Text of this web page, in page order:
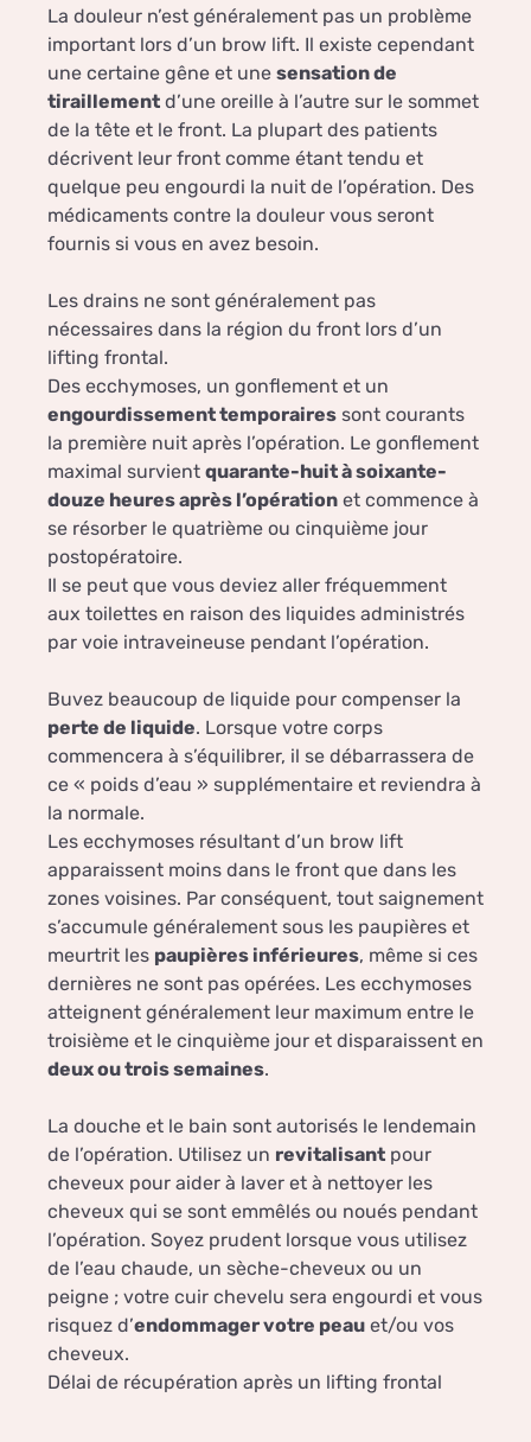
La douleur n’est généralement pas un problème
important lors d’un brow lift. Il existe cependant
une certaine gêne et une sensation de
tiraillement d’une oreille à l’autre sur le sommet
de la tête et le front. La plupart des patients
décrivent leur front comme étant tendu et
quelque peu engourdi la nuit de l’opération. Des
médicaments contre la douleur vous seront
fournis si vous en avez besoin.
Les drains ne sont généralement pas
nécessaires dans la région du front lors d’un
lifting frontal.
Des ecchymoses, un gonflement et un
engourdissement temporaires sont courants
la première nuit après l’opération. Le gonflement
maximal survient quarante-huit à soixante-
douze heures après l’opération et commence à
se résorber le quatrième ou cinquième jour
postopératoire.
Il se peut que vous deviez aller fréquemment
aux toilettes en raison des liquides administrés
par voie intraveineuse pendant l’opération.
Buvez beaucoup de liquide pour compenser la
perte de liquide. Lorsque votre corps
commencera à s’équilibrer, il se débarrassera de
ce « poids d’eau » supplémentaire et reviendra à
la normale.
Les ecchymoses résultant d’un brow lift
apparaissent moins dans le front que dans les
zones voisines. Par conséquent, tout saignement
s’accumule généralement sous les paupières et
meurtrit les paupières inférieures, même si ces
dernières ne sont pas opérées. Les ecchymoses
atteignent généralement leur maximum entre le
troisième et le cinquième jour et disparaissent en
deux ou trois semaines.
La douche et le bain sont autorisés le lendemain
de l’opération. Utilisez un revitalisant pour
cheveux pour aider à laver et à nettoyer les
cheveux qui se sont emmêlés ou noués pendant
l’opération. Soyez prudent lorsque vous utilisez
de l’eau chaude, un sèche-cheveux ou un
peigne ; votre cuir chevelu sera engourdi et vous
risquez d’endommager votre peau et/ou vos
cheveux.
Délai de récupération après un lifting frontal